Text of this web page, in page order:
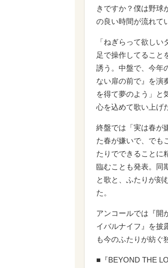
きですか？僕は野球
の良い時間が流れて
「ねぎらって欲し
足で操作してること
誘う。中盤で、今年
ない扉の前で』を演
を得て夢のよう」と
心を込めて歌い上げ
終盤では「実は春が
た春が嫌いで、でも
たりでできることに
臨むことも発表。同
と歌と、ふたりが刻
た。
アンコールでは『開
イバルナイフ』を披
も今のふたりが紡ぐ
■『BEYOND THE